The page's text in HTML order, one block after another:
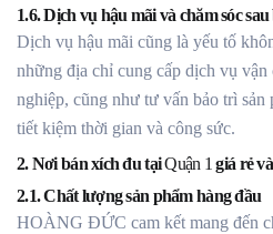
1.6. Dịch vụ hậu mãi và chăm sóc
Dịch vụ hậu mãi cũng là yếu tố
những địa chỉ cung cấp dịch vụ vận
nghiệp, cũng như tư vấn bảo trì sản
tiết kiệm thời gian và công sức.
2. Nơi bán xích đu tạiQuận 1 giá rẻ
2.1. Chất lượng sản phẩm hàng đầu
HOÀNG ĐỨC cam kết mang đến